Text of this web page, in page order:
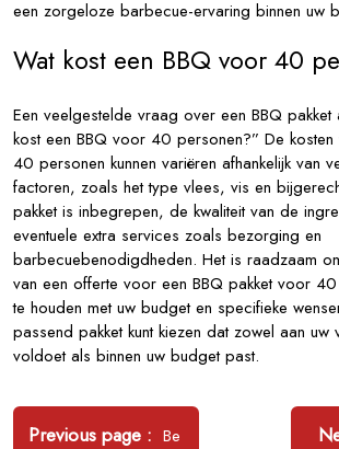
een zorgeloze barbecue-ervaring binnen uw
Wat kost een BBQ voor 40
Een veelgestelde vraag over een BBQ pakket
kost een BBQ voor 40 personen?” De
40 personen kunnen variëren afhankelijk van
factoren, zoals het type vlees, vis en
pakket is inbegrepen, de kwaliteit van de
eventuele extra services zoals bezorging en
barbecuebenodigdheden. Het is raadzaam
van een offerte voor een BBQ pakket voor
te houden met uw budget en specifieke
passend pakket kunt kiezen dat zowel aan uw
voldoet als binnen uw budget past.
Bericht
navigatie
Previous page
Older
Be